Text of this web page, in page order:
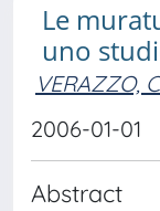
Le
uno
VERAZZO,
2006-01-01
Abstract